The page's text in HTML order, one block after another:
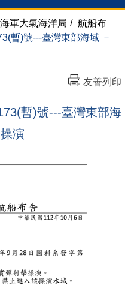
海軍大氣海洋局 / 航船布
暫)號---臺灣東部海域 －
友善列印
暫)號---臺灣東部海
演